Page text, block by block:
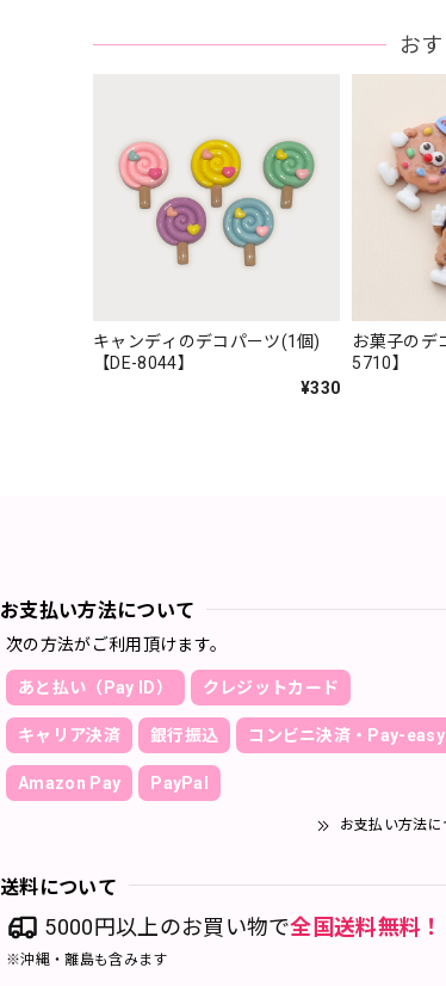
お
キャンディのデコパーツ(1個)
【DE-8044】
¥330
お菓子のデ
5710】
お支払い方法について
次の方法がご利用頂けます。
あと払い（Pay ID） クレジットカード
キャリア決済 銀行振込 コンビニ決済・Pay-easy
Amazon Pay PayPal
お支払い方法に
送料について
5000円以上のお買い物で全国送料無料！
※沖縄・離島も含みます